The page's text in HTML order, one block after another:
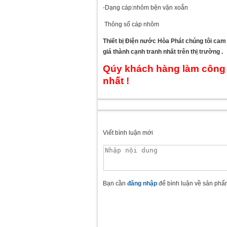
-Dạng cáp:nhôm bện vặn xoắn
Thông số cáp nhôm
Thiết bị Điện nước Hòa Phát chúng tôi
giá thành cạnh tranh nhất trên thị trường .
Qúy khách hàng làm
nhất !
Viết bình luận mới
Bạn cần đăng nhập để bình luận về sản